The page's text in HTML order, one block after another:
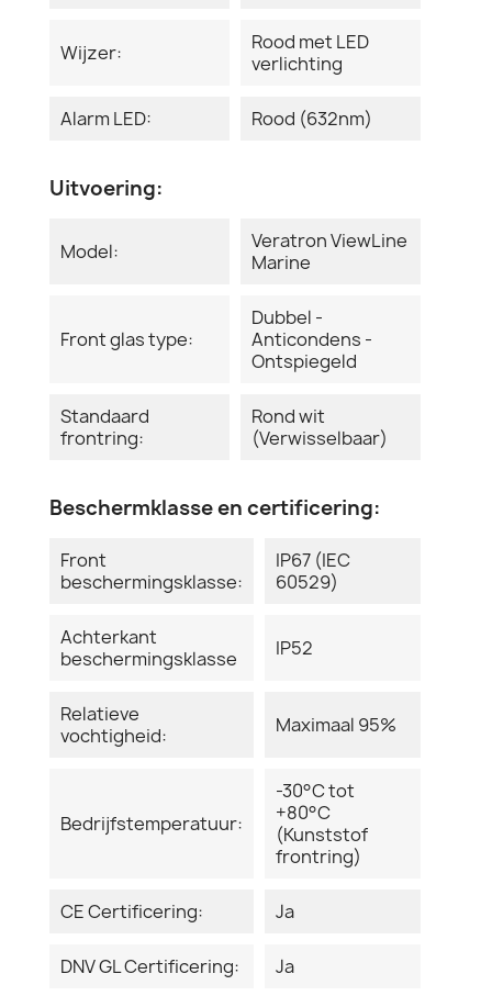
Wijzer:
Rood met LED
verlichting
Alarm LED: Rood (632nm)
Uitvoering:
Model:
Veratron ViewLine
Marine
Front glas type:
Dubbel -
Anticondens -
Ontspiegeld
Standaard
frontring:
Rond wit
(Verwisselbaar)
Beschermklasse en certificering:
Front
beschermingsklasse:
IP67 (IEC
60529)
Achterkant
beschermingsklasse
IP52
Relatieve
vochtigheid:
Maximaal 95%
Bedrijfstemperatuur:
-30°C tot
+80°C
(Kunststof
frontring)
CE Certificering: Ja
DNV GL Certificering: Ja